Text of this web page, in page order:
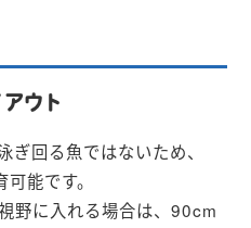
ウト
ぎ回る魚ではないため、
能です。
野に入れる場合は、90cm